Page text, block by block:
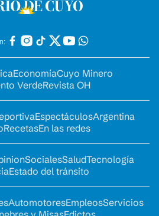
EconomíaCuyo Minero
VerdeRevista OH
EspectáculosArgentina
RecetasEn las redes
SocialesSaludTecnología
Estado del tránsito
AutomotoresEmpleosServicios